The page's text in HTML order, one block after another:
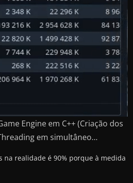
Engine em C++ (Criação dos
em simultâneo…
na realidade é 90% porque à medida